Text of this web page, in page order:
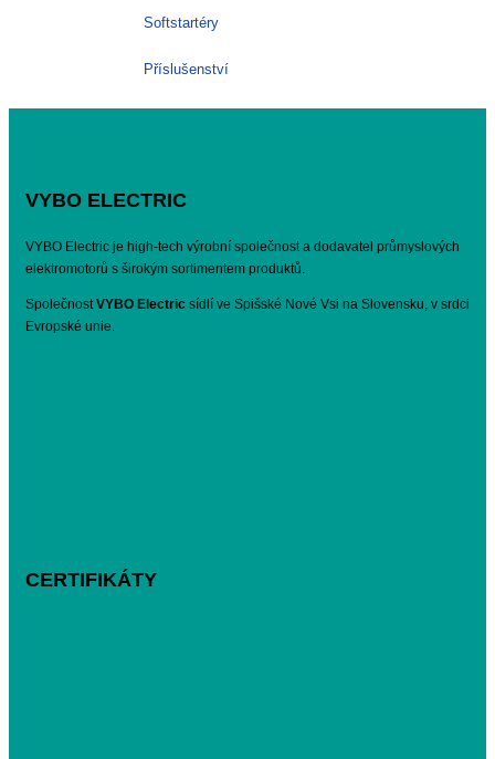
Softstartéry
Příslušenství
VYBO ELECTRIC
VYBO Electric je high-tech výrobní společnost a dodavatel průmyslových
elektromotorů s širokým sortimentem produktů.
SpolečnostVYBO Electric sídlí ve Spišské Nové Vsi na Slovensku, v srdci
Evropské unie.
CERTIFIKÁTY